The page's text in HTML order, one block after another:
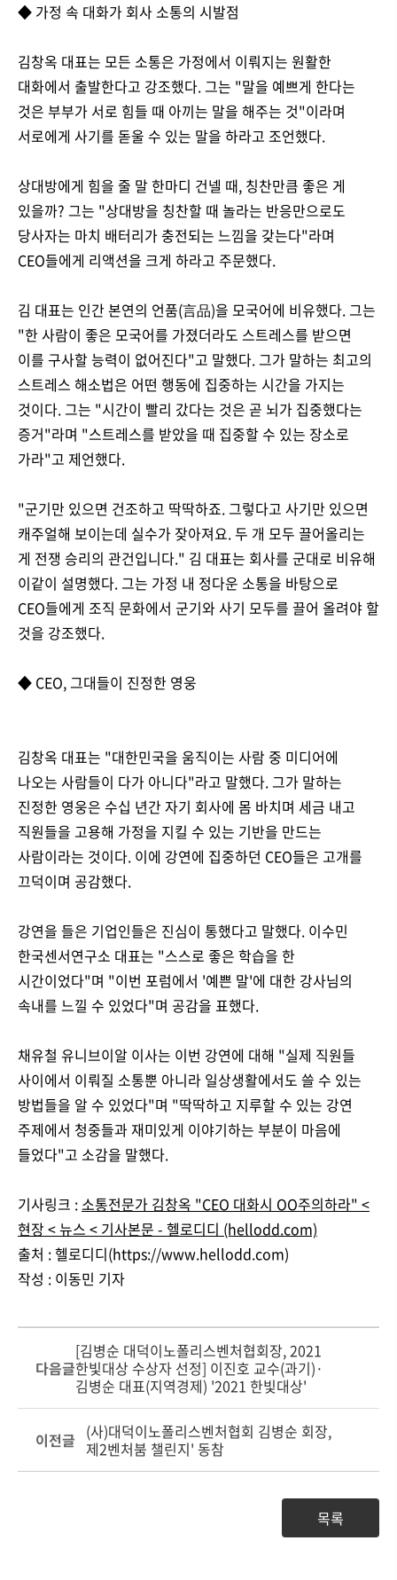
◆ 가정 속 대화가 회사 소통의 시발점
김창옥 대표는 모든 소통은 가정에서 이뤄지는 원활한
대화에서 출발한다고 강조했다. 그는 "말을 예쁘게 한다는
것은 부부가 서로 힘들 때 아끼는 말을 해주는 것"이라며
서로에게 사기를 돋울 수 있는 말을 하라고 조언했다.
상대방에게 힘을 줄 말 한마디 건넬 때, 칭찬만큼 좋은 게
있을까? 그는 "상대방을 칭찬할 때 놀라는 반응만으로도
당사자는 마치 배터리가 충전되는 느낌을 갖는다"라며
CEO들에게 리액션을 크게 하라고 주문했다.
김 대표는 인간 본연의 언품(言品)을 모국어에 비유했다. 그는
"한 사람이 좋은 모국어를 가졌더라도 스트레스를 받으면
이를 구사할 능력이 없어진다"고 말했다. 그가 말하는 최고의
스트레스 해소법은 어떤 행동에 집중하는 시간을 가지는
것이다. 그는 "시간이 빨리 갔다는 것은 곧 뇌가 집중했다는
증거"라며 "스트레스를 받았을 때 집중할 수 있는 장소로
가라"고 제언했다.
"군기만 있으면 건조하고 딱딱하죠. 그렇다고 사기만 있으면
캐주얼해 보이는데 실수가 잦아져요. 두 개 모두 끌어올리는
게 전쟁 승리의 관건입니다." 김 대표는 회사를 군대로 비유해
이같이 설명했다. 그는 가정 내 정다운 소통을 바탕으로
CEO들에게 조직 문화에서 군기와 사기 모두를 끌어 올려야 할
것을 강조했다.
◆ CEO, 그대들이 진정한 영웅
김창옥 대표는 "대한민국을 움직이는 사람 중 미디어에
나오는 사람들이 다가 아니다"라고 말했다. 그가 말하는
진정한 영웅은 수십 년간 자기 회사에 몸 바치며 세금 내고
직원들을 고용해 가정을 지킬 수 있는 기반을 만드는
사람이라는 것이다. 이에 강연에 집중하던 CEO들은 고개를
끄덕이며 공감했다.
강연을 들은 기업인들은 진심이 통했다고 말했다. 이수민
한국센서연구소 대표는 "스스로 좋은 학습을 한
시간이었다"며 "이번 포럼에서 '예쁜 말'에 대한 강사님의
속내를 느낄 수 있었다"며 공감을 표했다.
채유철 유니브이알 이사는 이번 강연에 대해 "실제 직원들
사이에서 이뤄질 소통뿐 아니라 일상생활에서도 쓸 수 있는
방법들을 알 수 있었다"며 "딱딱하고 지루할 수 있는 강연
주제에서 청중들과 재미있게 이야기하는 부분이 마음에
들었다"고 소감을 말했다.
기사링크 :소통전문가 김창옥 "CEO 대화시 OO주의하라" <
현장 < 뉴스 < 기사본문 - 헬로디디 (hellodd.com)
출처 : 헬로디디(https://www.hellodd.com)
작성 : 이동민 기자
다음글
[김병순 대덕이노폴리스벤처협회장, 2021
한빛대상 수상자 선정] 이진호 교수(과기)·
김병순 대표(지역경제) '2021 한빛대상'
이전글 (사)대덕이노폴리스벤처협회 김병순 회장,
제2벤처붐 챌린지' 동참
목록